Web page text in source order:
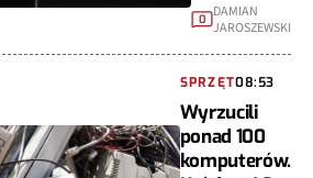
0
DAMIAN
JAROSZEWSKI
SPRZĘT08:53
Wyrzucili
ponad 100
komputerów.